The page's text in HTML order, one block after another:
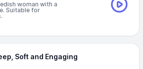
woman with a
Suitable for
Soft and Engaging